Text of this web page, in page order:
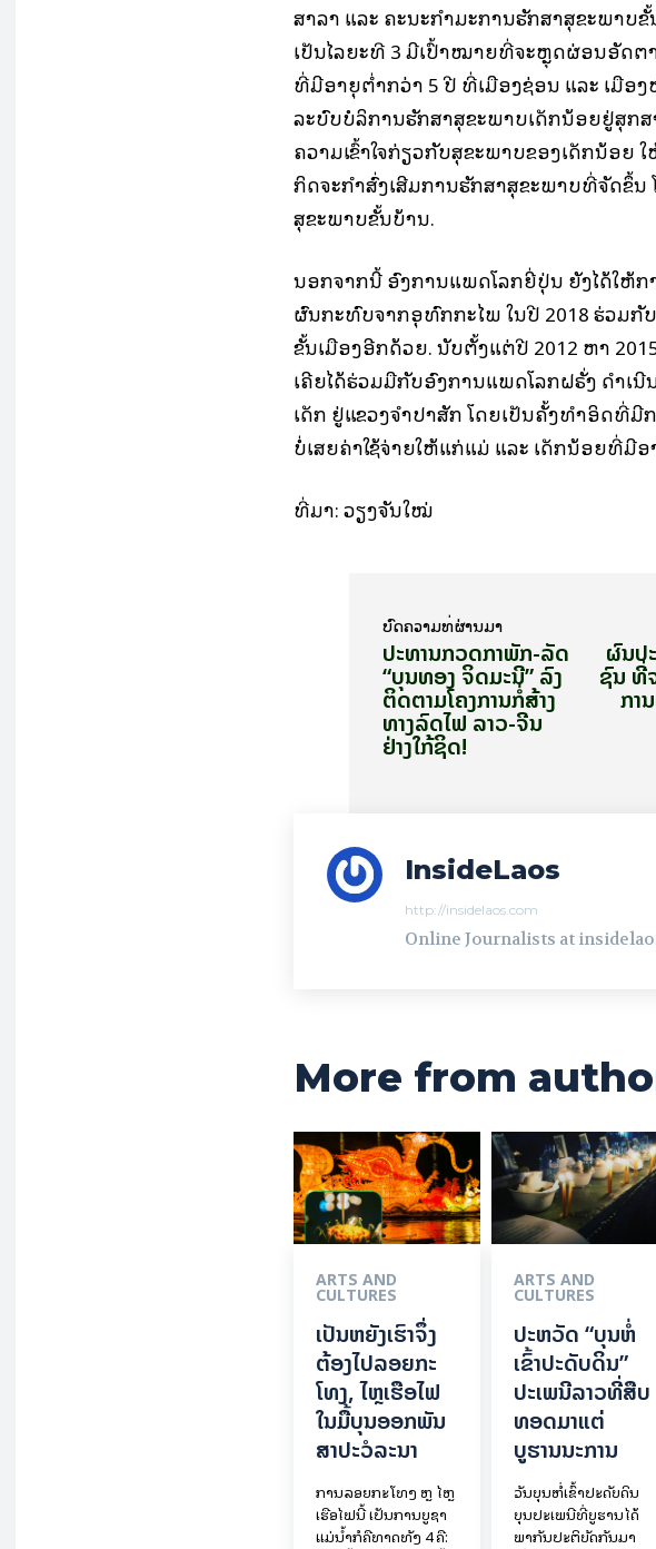
ສາລາ ແລະ ຄະນະກໍາມະການຮັກສາສຸຂະພາບ
ເປັນໄລຍະທີ 3 ມີເປົ້າໝາຍທີ່ຈະຫຼຸດຜ່ອນອັດຕ
ທີ່ມີອາຍຸຕໍ່າກວ່າ 5 ປີ ທີ່ເມືອງຊ່ອນ ແລະ ເມືອ
ລະບົບບໍລິການຮັກສາສຸຂະພາບເດັກນ້ອຍຢູ່ສຸກສ
ຄວາມເຂົ້າໃຈກ່ຽວກັບສຸຂະພາບຂອງເດັກນ້ອຍ
ກິດຈະກໍາສົ່ງເສີມການຮັກສາສຸຂະພາບທີ່ຈັດຂຶ້ນ
ສຸຂະພາບຂັ້ນບ້ານ.
ນອກຈາກນີ້ ອົງການແພດໂລກຍີ່ປຸ່ນ ຍັງໄດ້ໃຫ້
ຜົນກະທົບຈາກອຸທົກກະໄພ ໃນປີ 2018 ຮ່ວມ
ຂັ້ນເມືອງອີກດ້ວຍ. ນັບຕັ້ງແຕ່ປີ 2012 ຫາ
ເຄີຍໄດ້ຮ່ວມມືກັບອົງການແພດໂລກຝຣັ່ງ ດໍາເ
ເດັກ ຢູ່ແຂວງຈໍາປາສັກ ໂດຍເປັນຄັ້ງທໍາອິດທີ່
ບໍ່ເສຍຄ່າໃຊ້ຈ່າຍໃຫ້ແກ່ແມ່ ແລະ ເດັກນ້ອຍທີ່ມີ
ທີ່​ມາ: ວຽງ​ຈັນ​ໃໝ່
ບົດ​ຄວາມ​ທີ່​ຜ່ານ​ມາ
ປະ​ທານກວດ​ກາພັກ-ລັດ
“ບຸນ​ທອງ ຈິດ​ມະ​ນີ” ​ລົງ​
ຕິດ​ຕາມ​ໂຄງ​ການກໍ່​ສ້າງ​
ທາງ​ລົດ​ໄຟ ລາວ-ຈີນ
ຢ່າງ​ໃກ້​ຊິດ!
ຜົນ​ປ
ຊົນ ​ທີ່​
ກາ
InsideLaos
http://insidelaos.com
Online Journalists at
More from
ARTS AND
CULTURES
ເປັນ​ຫຍັງ​ເຮົາ​ຈຶ່ງ​
ຕ້ອງ​ໄປລອຍ​ກະ​
ໂທງ, ໄຫຼ​ເຮືອ​ໄຟ
ໃນ​ມື້​​ບຸນ​ອອກ​ພັນ​
ສາ​ປະ​ວໍ​ລະ​ນາ
ການລອຍ​ກະ​ໂທງ ຫຼື ໄຫຼ
ເຮືອໄຟນີ້ ເປັນການບູຊາ
ແມ່ນໍ້າກໍຄືທາດທັງ 4 ຄື:
ARTS AND
CULTURES
ປະຫວັດ “ບຸນຫໍ່
ເຂົ້າປະດັບດິນ”
ປະເພນີລາວທີ່ສືບ
ທອດມາແຕ່
ບູຮານນະການ
ວັນບຸນຫໍ່ເຂົ້າປະດັບດິນ
ບຸນປະເພນີທີ່ບູຮານໄດ້
ພາກັນປະຕິບັດກັນມາ